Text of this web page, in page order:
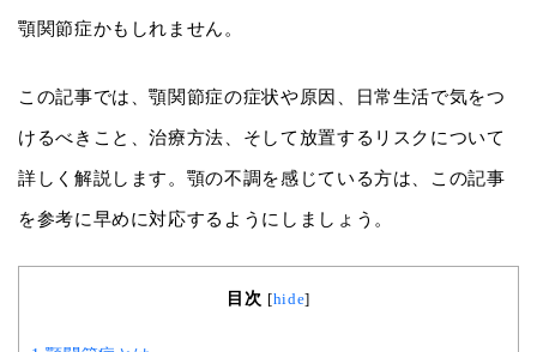
顎関節症かもしれません。
この記事では、顎関節症の症状や原因、日常生活で気をつ
けるべきこと、治療方法、そして放置するリスクについて
詳しく解説します。顎の不調を感じている方は、この記事
を参考に早めに対応するようにしましょう。
目次 [hide]